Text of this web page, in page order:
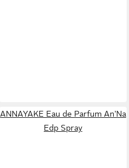
ANNAYAKE Eau de Parfum An'Na
Edp Spray